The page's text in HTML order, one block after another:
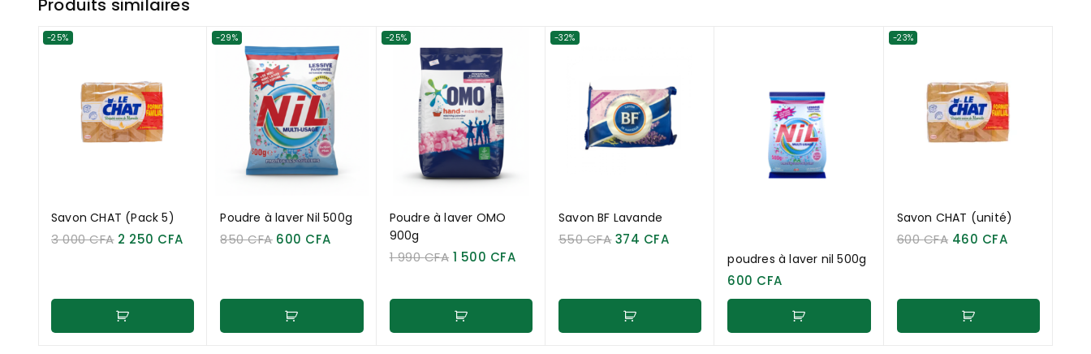
Produits similaires
-25%
Savon CHAT (Pack 5)
3 000CFA 2 250 CFA
-29%
Poudre à laver Nil 500g
850CFA 600 CFA
-25%
Poudre à laver OMO
900g
1 990CFA 1 500 CFA
-32%
Savon BF Lavande
550CFA 374 CFA
poudres à laver nil 500g
600 CFA
-23%
Savon CHAT (unité)
600CFA 460 CFA